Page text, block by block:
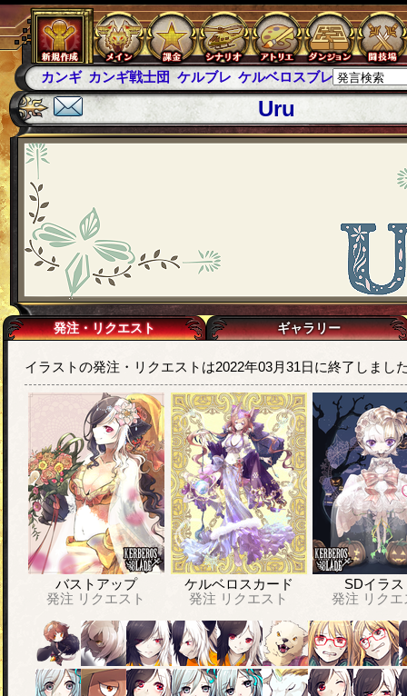
カンギ カンギ戦士団 ケルブレ ケルベロスブレイド スパ
Uru
発注・リクエスト ギャラリー
イラストの発注・リクエストは2022年03月31日に終了しまし
バストアップ
発注 リクエスト
ケルベロスカード
発注 リクエスト
SDイラス
発注 リク